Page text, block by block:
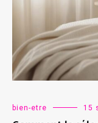
bien-etre 15